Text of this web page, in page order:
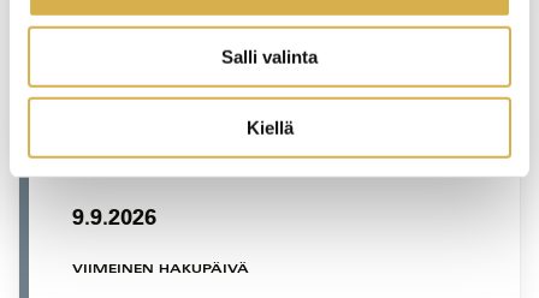
Salli valinta
Kiellä
Talotekniikan ammattitutkinto,
oppisopimuskoulutus | Kylmäasentaja
9.9.2026
VIIMEINEN HAKUPÄIVÄ